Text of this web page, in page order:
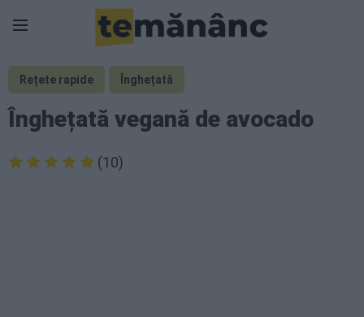
Rețete rapide Înghețată
Înghețată vegană de avocado
(10)